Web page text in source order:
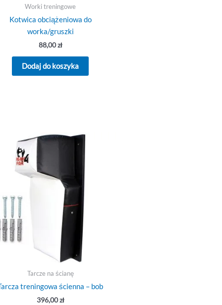
Worki treningowe
Kotwica obciążeniowa do
worka/gruszki
88,00zł
Dodaj do koszyka
Tarcze na ścianę
treningowa ścienna – bob
396,00zł